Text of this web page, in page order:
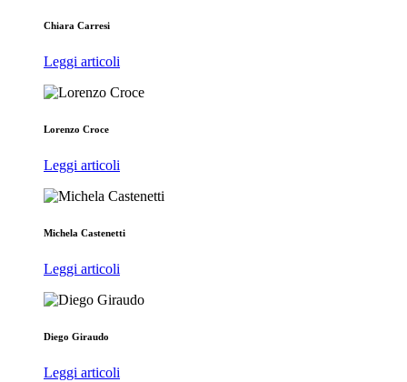
Chiara Carresi
Leggi articoli
Lorenzo Croce
Leggi articoli
Michela Castenetti
Leggi articoli
Diego Giraudo
Leggi articoli